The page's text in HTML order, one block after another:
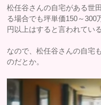
松任谷さんの自宅がある世
る場合でも坪単価150～
円以上はすると言われてい
なので、松任谷さんの自宅
のだとか。